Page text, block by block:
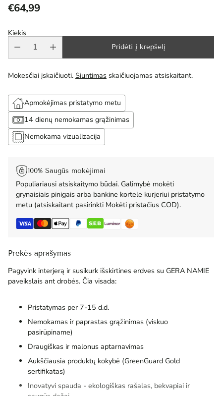
Reguliari
kaina
€64,99
Kiekis
Pridėti į krepšelį
Mokesčiai įskaičiuoti. Siuntimas skaičiuojamas atsiskaitant.
Apmokėjimas pristatymo metu
14 dienų nemokamas grąžinimas
Nemokama vizualizacija
100% Saugūs mokėjimai
Populiariausi atsiskaitymo būdai. Galimybė mokėti
grynaisiais pinigais arba bankine kortele kurjeriui pristatymo
metu (atsiskaitant pasirinkti Mokėti pristačius COD).
Prekės aprašymas
Pagyvink interjerą ir susikurk išskirtines erdves su GERA NAMIE
paveikslais ant drobės. Čia visada:
Pristatymas per 7-15 d.d.
Nemokamas ir paprastas grąžinimas (viskuo
pasirūpiname)
Draugiškas ir malonus aptarnavimas
Aukščiausia produktų kokybė (GreenGuard Gold
sertifikatas)
Inovatyvi spauda - ekologiškas rašalas, bekvapiai ir